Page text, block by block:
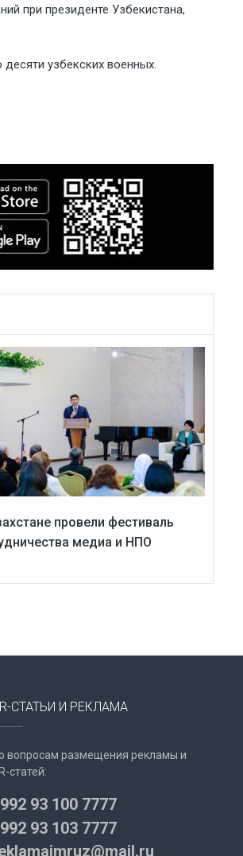
при президенте Узбекистана,
узбекских военных.
провели фестиваль
медиа и НПО
СТАТЬИ И РЕКЛАМА
вопросам размещения рекламы и
статей:
93 100 7777
93 103 7777